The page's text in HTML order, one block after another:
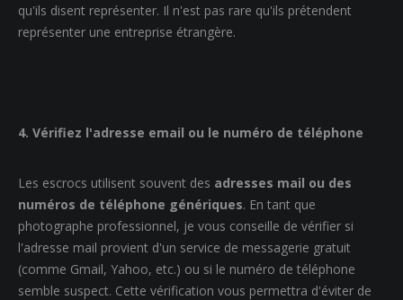
qu'ils disent représenter. Il n'est pas rare qu'ils prétendent
représenter une entreprise étrangère.
4. Vérifiez l'adresse email ou le numéro de téléphone
Les escrocs utilisent souvent des adresses mail ou des
numéros de téléphone génériques. En tant que
photographe professionnel, je vous conseille de vérifier si
l'adresse mail provient d'un service de messagerie gratuit
(comme Gmail, Yahoo, etc.) ou si le numéro de téléphone
semble suspect. Cette vérification vous permettra d'éviter de